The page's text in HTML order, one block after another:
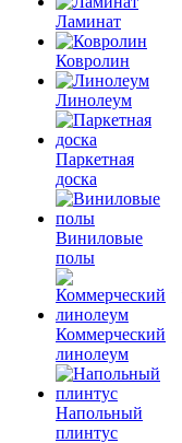
Ламинат
Ковролин
Линолеум
Паркетная
доска
Виниловые
полы
Коммерческий
линолеум
Напольный
плинтус